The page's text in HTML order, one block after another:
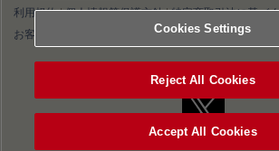
利用規約|個人情報等保護方針|特定商取引法に基づ
お客様情報の外部送信について|Cookies Settings
Cookies Settings
Reject All Cookies
Accept All Cookies